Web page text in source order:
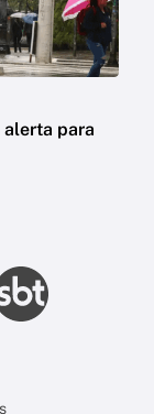
alerta para